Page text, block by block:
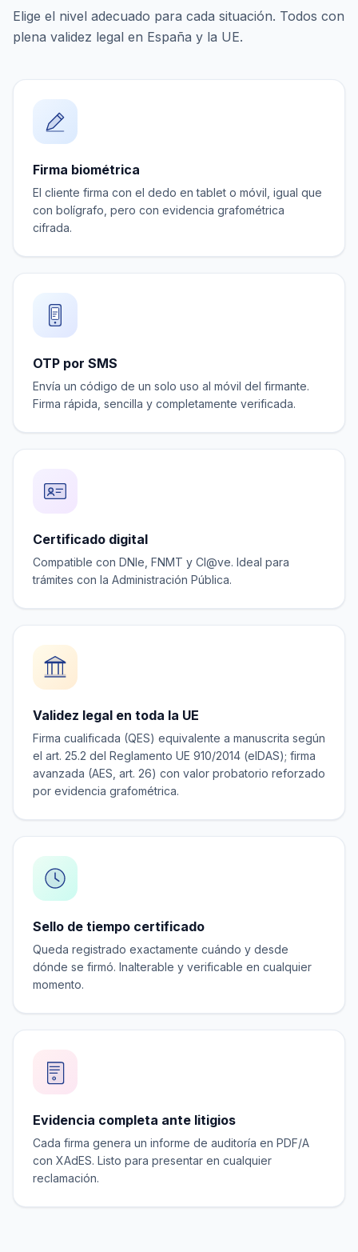
Elige el nivel adecuado para cada situación. Todos con
plena validez legal en España y la UE.
Firma biométrica
El cliente firma con el dedo en tablet o móvil, igual que
con bolígrafo, pero con evidencia grafométrica
cifrada.
OTP por SMS
Envía un código de un solo uso al móvil del firmante.
Firma rápida, sencilla y completamente verificada.
Certificado digital
Compatible con DNIe, FNMT y Cl@ve. Ideal para
trámites con la Administración Pública.
Validez legal en toda la UE
Firma cualificada (QES) equivalente a manuscrita según
el art. 25.2 del Reglamento UE 910/2014 (eIDAS); firma
avanzada (AES, art. 26) con valor probatorio reforzado
por evidencia grafométrica.
Sello de tiempo certificado
Queda registrado exactamente cuándo y desde
dónde se firmó. Inalterable y verificable en cualquier
momento.
Evidencia completa ante litigios
Cada firma genera un informe de auditoría en PDF/A
con XAdES. Listo para presentar en cualquier
reclamación.